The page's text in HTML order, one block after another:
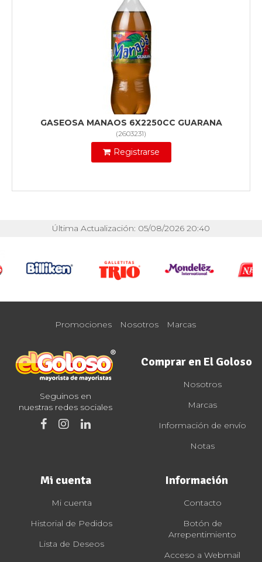
GASEOSA MANAOS 6X2250CC GUARANA
(2603231)
Registrarse
Última Actualización: 05/08/2026 20:40
Promociones Nosotros Marcas
Seguinos en
nuestras redes sociales
Comprar en El Goloso
Nosotros
Marcas
Información de envío
Notas
Mi cuenta
Mi cuenta
Historial de Pedidos
Lista de Deseos
Información
Contacto
Botón de
Arrepentimiento
Acceso a Webmail